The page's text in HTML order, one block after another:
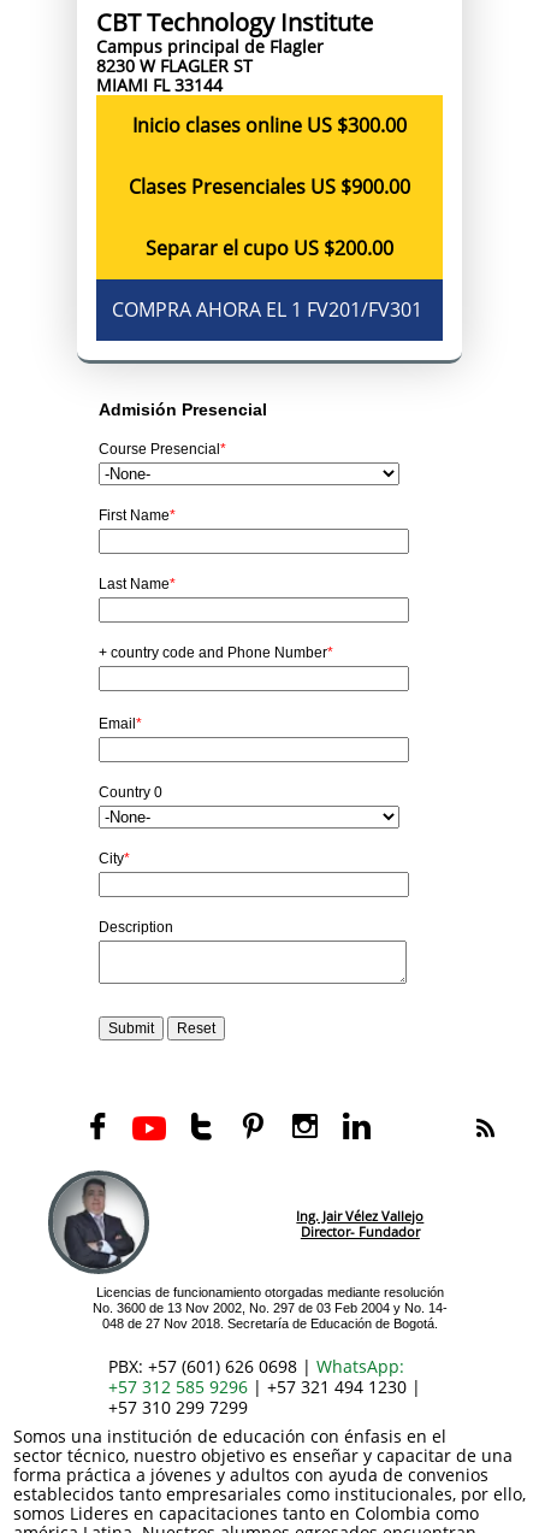
CBT Technology Institute
Campus principal de Flagler
8230 W FLAGLER ST
MIAMI FL 33144
Inicio clases online US $300.00
Clases Presenciales US $900.00
Separar el cupo US $200.00
COMPRA AHORA EL 1 FV201/FV301
     
Ing. Jair Vélez Vallejo
Director- Fundador
Licencias de funcionamiento otorgadas mediante resolución
No. 3600 de 13 Nov 2002, No. 297 de 03 Feb 2004 y No. 14-
048 de 27 Nov 2018. Secretaría de Educación de Bogotá.
PBX: +57 (601) 626 0698 | WhatsApp:
+57 312 585 9296 | +57 321 494 1230 |
+57 310 299 7299
Somos una institución de educación con énfasis en el
sector técnico, nuestro objetivo es enseñar y capacitar de una
forma práctica a jóvenes y adultos con ayuda de convenios
establecidos tanto empresariales como institucionales, por ello,
somos Lideres en capacitaciones tanto en Colombia como